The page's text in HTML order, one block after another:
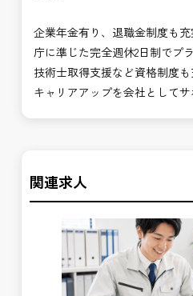
企業年金有り、退職金制度も
庁に準じた完全週休2日制でプ
技術士取得支援など資格制度
キャリアアップを会社としてサ
関連求人